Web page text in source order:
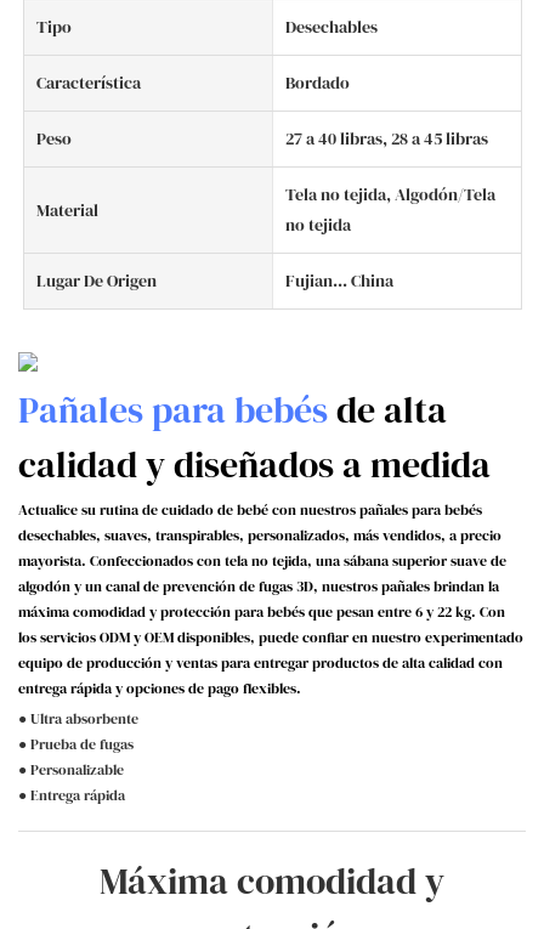
Tipo Desechables
Característica Bordado
Peso 27 a 40 libras, 28 a 45 libras
Material
Tela no tejida, Algodón/Tela
no tejida
Lugar De Origen Fujian... China
Pañales para bebésde alta
calidad y diseñados a medida
Actualice su rutina de cuidado de bebé con nuestros pañales para bebés
desechables, suaves, transpirables, personalizados, más vendidos, a precio
mayorista. Confeccionados con tela no tejida, una sábana superior suave de
algodón y un canal de prevención de fugas 3D, nuestros pañales brindan la
máxima comodidad y protección para bebés que pesan entre 6 y 22 kg. Con
los servicios ODM y OEM disponibles, puede confiar en nuestro experimentado
equipo de producción y ventas para entregar productos de alta calidad con
entrega rápida y opciones de pago flexibles.
● Ultra absorbente
● Prueba de fugas
● Personalizable
● Entrega rápida
Máxima comodidad y